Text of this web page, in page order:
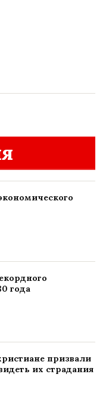
года
призвали
их страдания